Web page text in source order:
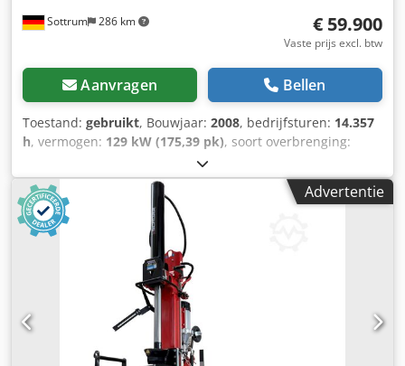
Sottrum 286 km € 59.900
Vaste prijs excl. btw
Aanvragen Bellen
Toestand: gebruikt, Bouwjaar: 2008, bedrijfsturen: 14.357
h, vermogen: 129 kW (175,39 pk), soort overbrenging:
80 km/h
03/2008, kleur:oranje, totaalgewicht:12.000 kg,
kilometerstand:
14.358 km 7.277 kg,
maximaal laadgewicht:
4.723 kg
ophanging:
, aantal zitplaatsen:
, wielbasis:3.000 mm
, Uitrusting:
aanhangwagenkoppeling, airconditioning, bekrachtigde
besturing, boordcomputer, cabine, vierwielaandrijving
, *
Duits voertuig * Eerste eigenaar * Staat, zie foto's * Mulag
randstrookmaaikop RMK1200 * Werkbreedte: 1.200 mm *
Advertentie